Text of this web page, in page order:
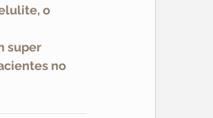
o
super
no